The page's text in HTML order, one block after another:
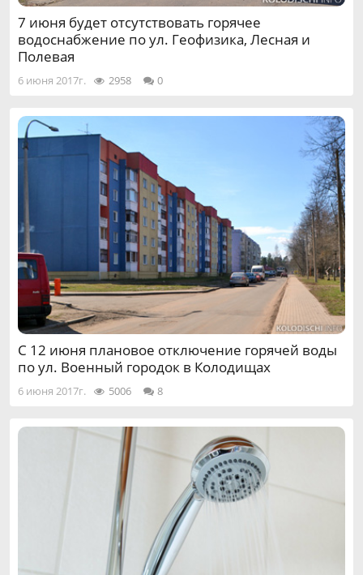
7 июня будет отсутствовать горячее
водоснабжение по ул. Геофизика, Лесная и
Полевая
6 июня 2017г. 2958 0
С 12 июня плановое отключение горячей воды
по ул. Военный городок в Колодищах
6 июня 2017г. 5006 8